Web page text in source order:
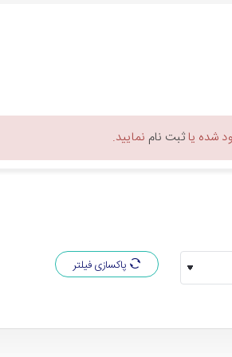
شده یاثبت نام نمایید.
پاکسازی فیلتر